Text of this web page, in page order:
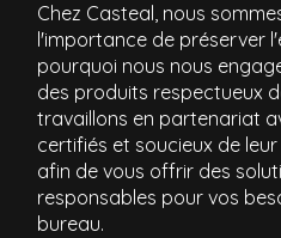
Chez Casteal, nous
l'importance de préserver
pourquoi nous nous
des produits respectueux
travaillons en partenariat
certifiés et soucieux de
afin de vous offrir des
responsables pour vos
bureau.